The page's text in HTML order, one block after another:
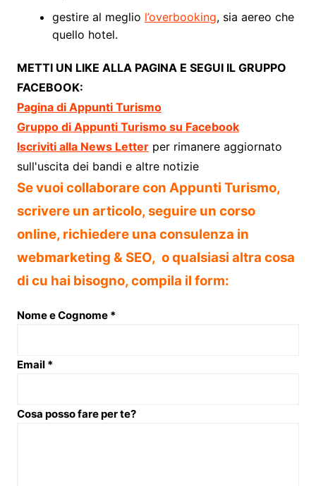
gestire al meglio l’overbooking, sia aereo che
quello hotel.
METTI UN LIKE ALLA PAGINA E SEGUI IL GRUPPO
FACEBOOK:
Pagina di Appunti Turismo
Gruppo di Appunti Turismo su Facebook
Iscriviti alla News Letterper rimanere aggiornato
sull'uscita dei bandi e altre notizie
Se vuoi collaborare con Appunti Turismo,
scrivere un articolo, seguire un corso
online, richiedere una consulenza in
webmarketing & SEO, o qualsiasi altra cosa
di cu hai bisogno, compila il form:
Nome e Cognome *
Email *
Cosa posso fare per te?